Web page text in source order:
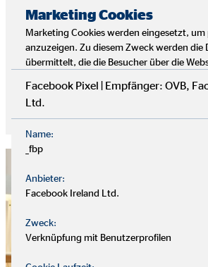
Alltag junger OVB-Finanzberater*innen
viel über Finanzen und Versicherungen.
Auf Spotify
Marketing Cookies
Marketing Cookies werden eingesetzt,
anzuzeigen. Zu diesem Zweck werden die
übermittelt, die die Besucher über die
Facebook Pixel | Empfänger: OVB,
Ltd.
Name:
_fbp
Anbieter:
Facebook Ireland Ltd.
Zweck:
Verknüpfung mit Benutzerprofilen